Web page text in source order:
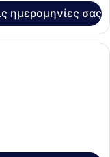
ημερομηνίες σας
λειτουργικό δωμάτιο